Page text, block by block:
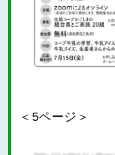
＜5ページ＞